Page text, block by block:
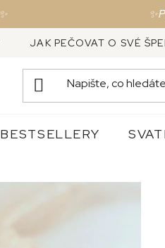
JAK PEČOVAT O SVÉ
BESTSELLERY